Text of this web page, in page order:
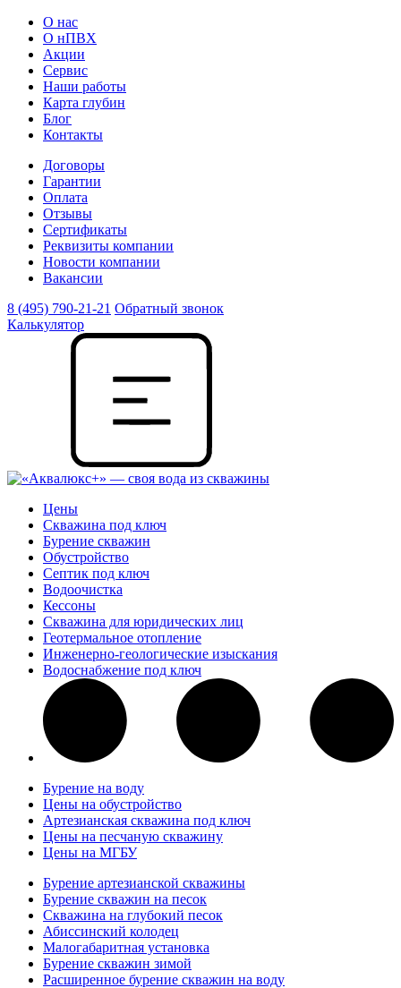
О нас
О нПВХ
Акции
Сервис
Наши работы
Карта глубин
Блог
Контакты
Договоры
Гарантии
Оплата
Отзывы
Сертификаты
Реквизиты компании
Новости компании
Вакансии
8 (495) 790-21-21 Обратный звонок
Калькулятор
Цены
Скважина под ключ
Бурение скважин
Обустройство
Септик под ключ
Водоочистка
Кессоны
Скважина для юридических лиц
Геотермальное отопление
Инженерно-геологические изыскания
Водоснабжение под ключ
Бурение на воду
Цены на обустройство
Артезианская скважина под ключ
Цены на песчаную скважину
Цены на МГБУ
Бурение артезианской скважины
Бурение скважин на песок
Скважина на глубокий песок
Абиссинский колодец
Малогабаритная установка
Бурение скважин зимой
Расширенное бурение скважин на воду